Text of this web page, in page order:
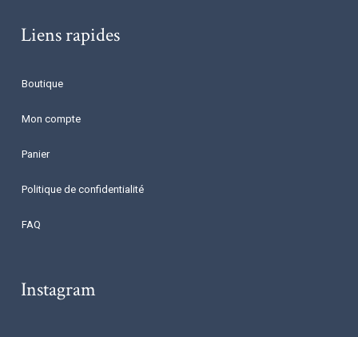
Liens rapides
Boutique
Mon compte
Panier
Politique de confidentialité
FAQ
Instagram